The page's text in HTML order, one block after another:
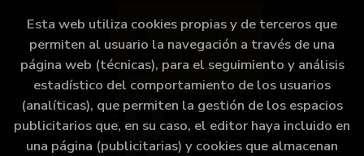
Esta web utiliza cookies propias y de terceros que
permiten al usuario la navegación a través de una
página web (técnicas), para el seguimiento y análisis
estadístico del comportamiento de los usuarios
(analíticas), que permiten la gestión de los espacios
publicitarios que, en su caso, el editor haya incluido en
una página (publicitarias) y cookies que almacenan